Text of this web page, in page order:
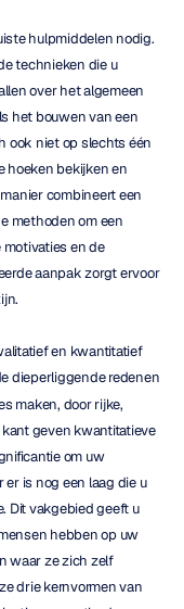
hulpmiddelen nodig.
technieken die u
over het algemeen
het bouwen van een
ook niet op slechts één
hoeken bekijken en
combineert een
methoden om een
en de
aanpak zorgt ervoor
en kwantitatief
dieperliggende redenen
maken, door rijke,
geven kwantitatieve
om uw
is nog een laag die u
Dit vakgebied geeft u
hebben op uw
waar ze zich zelf
drie kernvormen van